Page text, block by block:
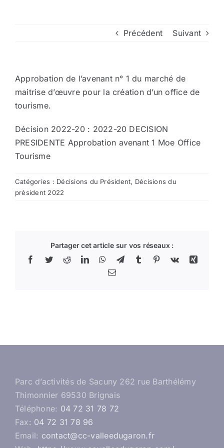
Nous contacter
Précédent Suivant
Approbation de l’avenant n° 1 du marché de
maitrise d’œuvre pour la création d’un office de
tourisme.
Décision 2022-20 : 2022-20 DECISION
PRESIDENTE Approbation avenant 1 Moe Office
Tourisme
Catégories : Décisions du Président, Décisions du
président 2022
Partager cet article sur vos réseaux :
Facebook
TwitterRedditLinkedInWhatsApp
TelegramTumblr Pinterest
Vk
Xing
Email
Parc d’activités de Sacuny 262 rue Barthélémy
Thimonnier 69530 Brignais
Téléphone: 04 72 31 78 72
Fax: 04 72 31 78 96
Email: contact@cc-valleedugaron.fr